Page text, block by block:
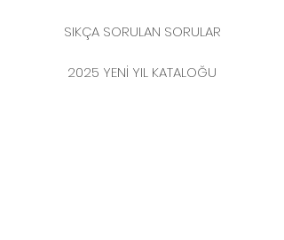
SIKÇA SORULAN SORULAR
2025 YENİ YIL KATALOĞU